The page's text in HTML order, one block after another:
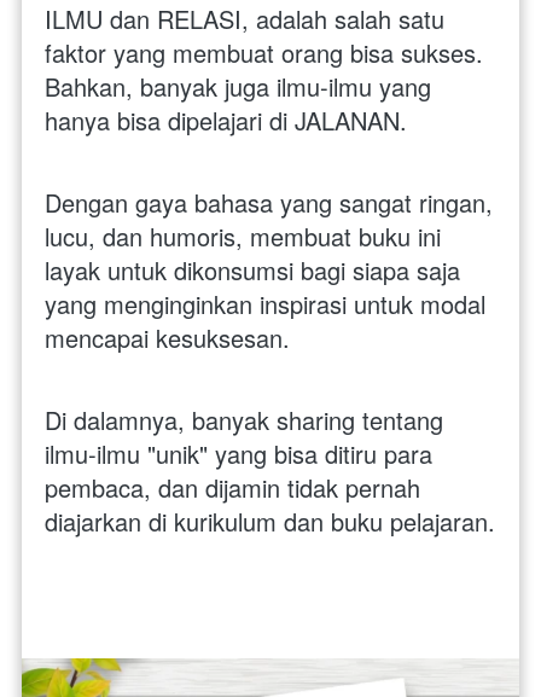
ILMU dan RELASI, adalah salah satu
faktor yang membuat orang bisa sukses.
Bahkan, banyak juga ilmu-ilmu yang
hanya bisa dipelajari di JALANAN.
Dengan gaya bahasa yang sangat ringan,
lucu, dan humoris, membuat buku ini
layak untuk dikonsumsi bagi siapa saja
yang menginginkan inspirasi untuk modal
mencapai kesuksesan.
Di dalamnya, banyak sharing tentang
ilmu-ilmu "unik" yang bisa ditiru para
pembaca, dan dijamin tidak pernah
diajarkan di kurikulum dan buku pelajaran.